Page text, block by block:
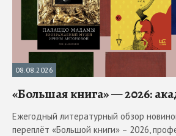
08.08.2026
«Большая книга» — 2026:
Ежегодный литературный обзор
переплёт «Большой книги» – 2026,